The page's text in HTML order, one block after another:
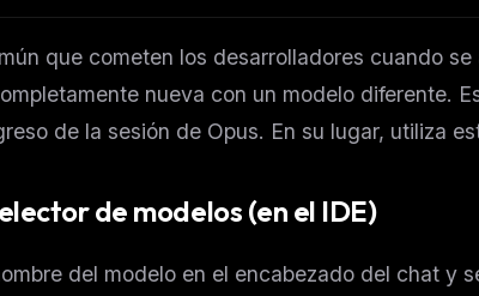
que cometen los desarrolladores cuando
nueva con un modelo diferente.
de la sesión de Opus. En su lugar, utiliza
de modelos (en el IDE)
del modelo en el encabezado del chat y